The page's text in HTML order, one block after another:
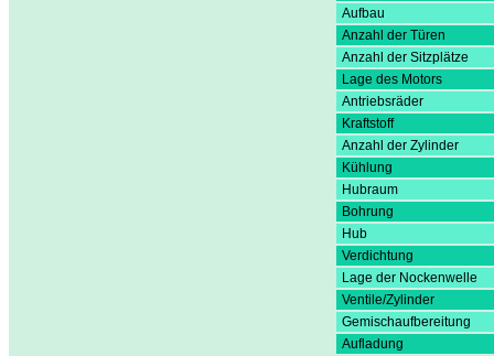
Aufbau
Anzahl der Türen
Anzahl der Sitzplätze
Lage des Motors
Antriebsräder
Kraftstoff
Anzahl der Zylinder
Kühlung
Hubraum
Bohrung
Hub
Verdichtung
Lage der Nockenwelle
Ventile/Zylinder
Gemischaufbereitung
Aufladung